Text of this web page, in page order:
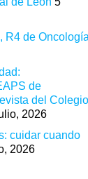
R4 de
de
del Colegio
2026
cuidar cuando
2026